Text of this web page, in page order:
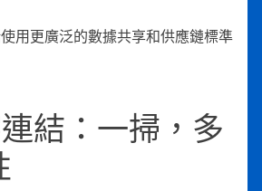
用更廣泛的數據共享和供應鏈標準
結：一掃，多